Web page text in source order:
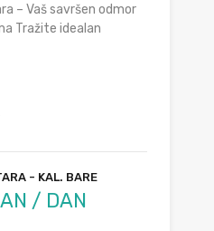
– Vaš savršen odmor
Tražite idealan
- KAL. BARE
/ DAN